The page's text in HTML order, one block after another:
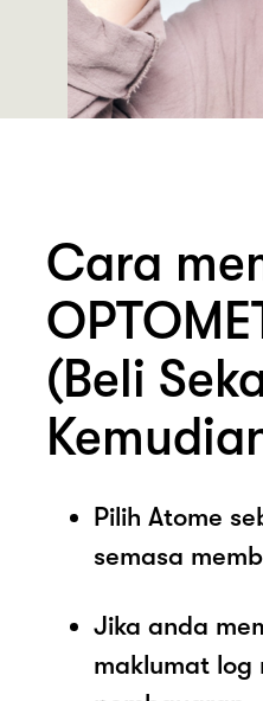
Cara
(Beli
Pilih Atome
semasa
Jika anda
maklumat log